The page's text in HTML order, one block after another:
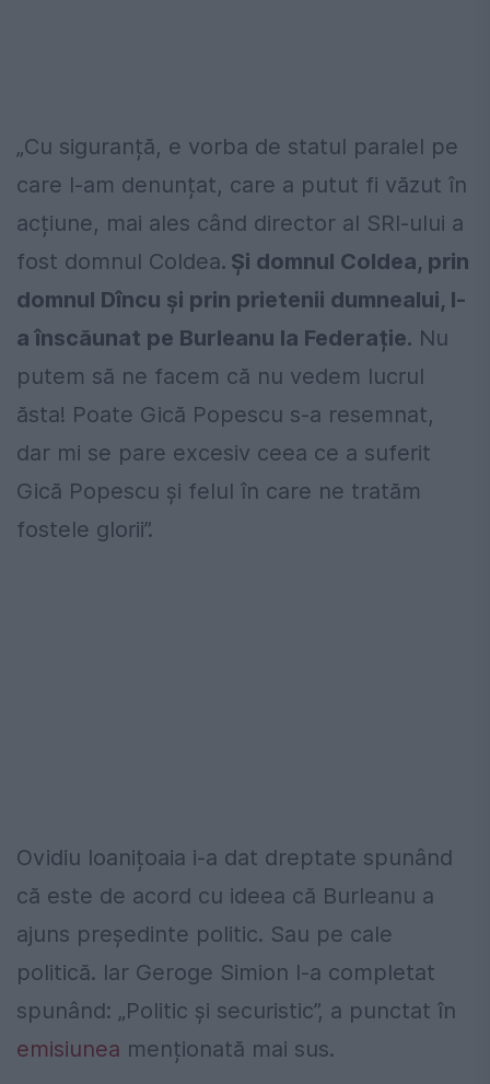
„Cu siguranță, e vorba de statul paralel pe
care l-am denunțat, care a putut fi văzut în
acțiune, mai ales când director al SRI-ului a
fost domnul Coldea. Și domnul Coldea, prin
domnul Dîncu și prin prietenii dumnealui, l-
a înscăunat pe Burleanu la Federație. Nu
putem să ne facem că nu vedem lucrul
ăsta! Poate Gică Popescu s-a resemnat,
dar mi se pare excesiv ceea ce a suferit
Gică Popescu și felul în care ne tratăm
fostele glorii”.
Ovidiu Ioanițoaia i-a dat dreptate spunând
că este de acord cu ideea că Burleanu a
ajuns președinte politic. Sau pe cale
politică. Iar Geroge Simion l-a completat
spunând: „Politic și securistic”, a punctat în
emisiunea menționată mai sus.